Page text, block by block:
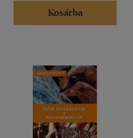
Kosárba